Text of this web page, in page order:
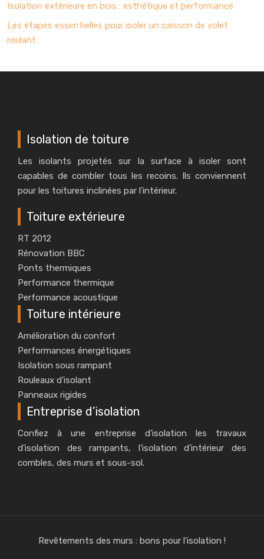
Isolation extérieure en bois : esthétique et performance
Les étapes essentielles pour isoler un caisson de volet
roulant
Isolation de toiture
Les isolants projetés sur la surface à isoler sont
capables de combler tous les recoins. Ils conviennent
pour les toitures inclinées par l’intérieur.
Toiture extérieure
RT 2012
Rénovation BBC
Ponts thermiques
Performance thermique
Performance acoustique
Toiture intérieure
Amélioration du confort
Performances énergétiques
Isolation sous rampant
Rouleaux d’isolant
Panneaux rigides
Entreprise d’isolation
Confiez à une entreprise d’isolation les travaux
d’isolation des rampants, l’isolation d’intérieur des
combles, des murs et sous-sol.
Revêtements des murs : bons pour l'isolation !